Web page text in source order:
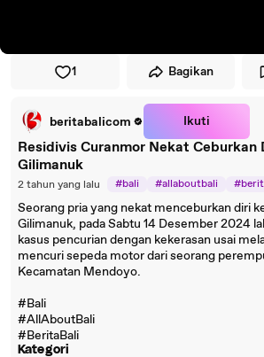
1 Bagikan
beritabalicom Ikuti
Residivis Curanmor Nekat Ceburkan
Gilimanuk
2 tahun yang lalu #bali #allaboutbali
Seorang pria yang nekat menceburkan diri
Gilimanuk, pada Sabtu 14 Desember 2024
kasus pencurian dengan kekerasan usai
mencuri sepeda motor dari seorang
Kecamatan Mendoyo.
#Bali
#AllAboutBali
#BeritaBali
Kategori